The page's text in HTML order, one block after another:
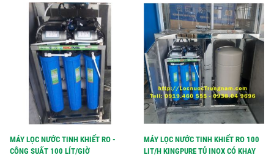
MÁY LỌC NƯỚC TINH KHIẾT RO -
CÔNG SUẤT 100 LÍT/GIỜ
MÁY LỌC NƯỚC TINH KHIẾT RO 100
LIT/H KINGPURE TỦ INOX CÓ KHAY